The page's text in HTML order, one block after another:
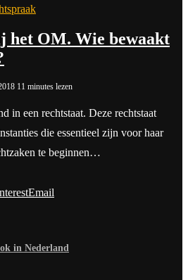
het OM. Wie bewaakt
11 minutes lezen
in een rechtstaat. Deze rechtstaat
die essentieel zijn voor haar
te beginnen…
Email
in Nederland